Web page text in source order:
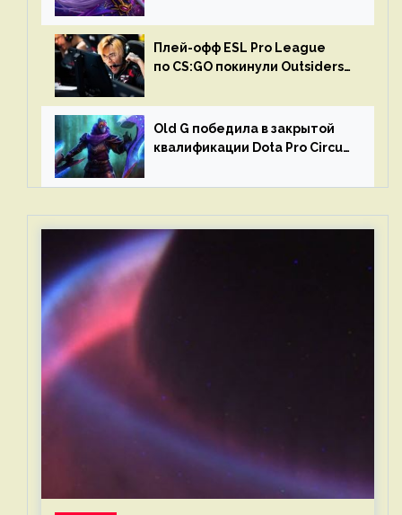
Плей-офф ESL Pro League
по CS:GO покинули Outsiders
Old G победила в закрытой
квалификации Dota Pro Circuit